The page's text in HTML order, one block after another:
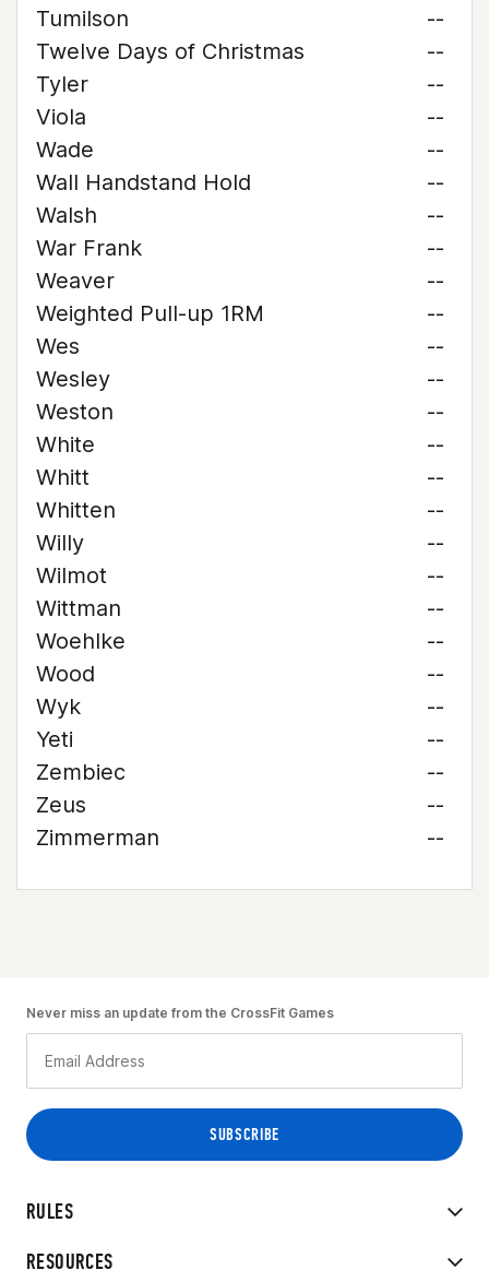
Tumilson
--
Twelve Days of Christmas
--
Tyler
--
Viola
--
Wade
--
Wall Handstand Hold
--
Walsh
--
War Frank
--
Weaver
--
Weighted Pull-up 1RM
--
Wes
--
Wesley
--
Weston
--
White
--
Whitt
--
Whitten
--
Willy
--
Wilmot
--
Wittman
--
Woehlke
--
Wood
--
Wyk
--
Yeti
--
Zembiec
--
Zeus
--
Zimmerman
--
RULES
RESOURCES
Never miss an update from the CrossFit Games